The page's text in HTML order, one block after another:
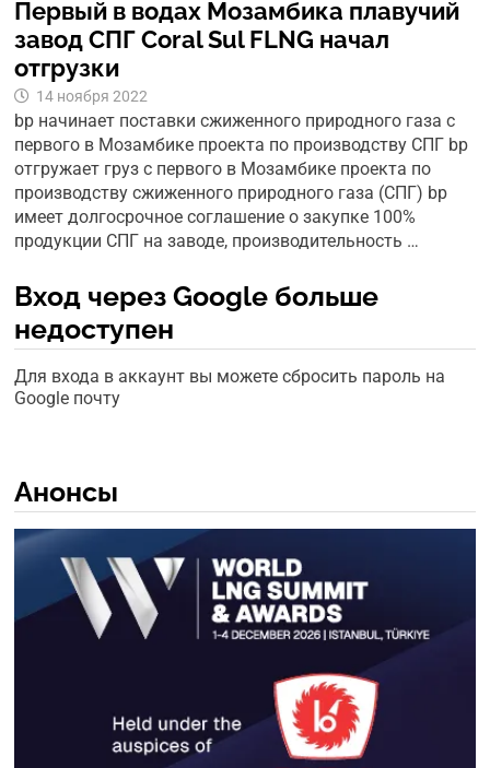
Первый в водах Мозамбика плавучий
завод СПГ Coral Sul FLNG начал
отгрузки
14 ноября 2022
bp начинает поставки сжиженного природного газа с
первого в Мозамбике проекта по производству СПГ bp
отгружает груз с первого в Мозамбике проекта по
производству сжиженного природного газа (СПГ) bp
имеет долгосрочное соглашение о закупке 100%
продукции СПГ на заводе, производительность …
Вход через Google больше
недоступен
Для входа в аккаунт вы можете сбросить пароль на
Google почту
Анонсы